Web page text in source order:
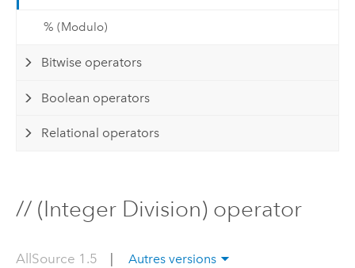
% (Modulo)
Bitwise operators
Boolean operators
Relational operators
// (Integer Division) operator
AllSource 1.5 Autres versions